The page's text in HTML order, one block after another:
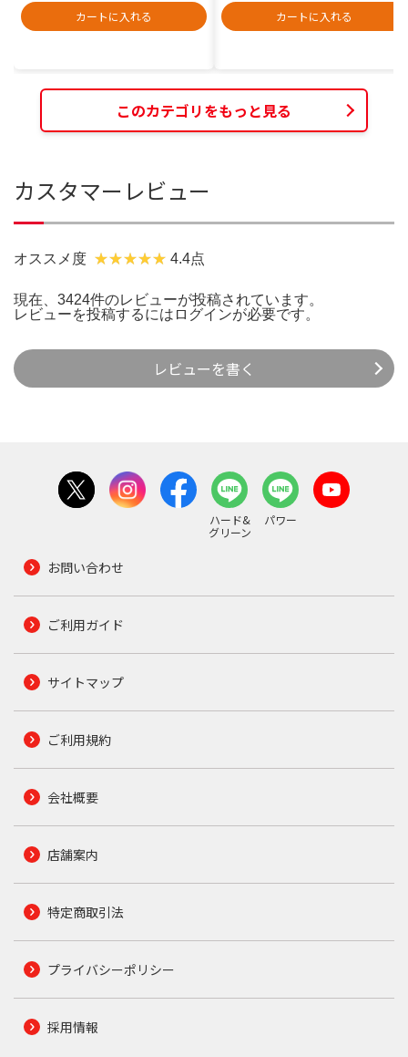
カートに入れる
カートに入れる
このカテゴリをもっと見る
カスタマーレビュー
オススメ度 4.4点
現在、3424件のレビューが投稿されています。
レビューを投稿するには ログインが必要です。
レビューを書く
ハード&
グリーン
パワー
お問い合わせ
ご利用ガイド
サイトマップ
ご利用規約
会社概要
店舗案内
特定商取引法
プライバシーポリシー
採用情報